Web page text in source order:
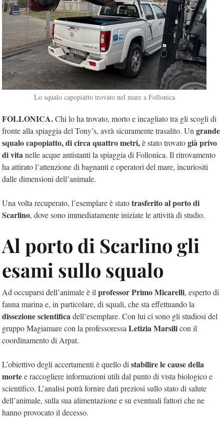
Lo squalo capopiatto trovato nel mare a Follonica
FOLLONICA.Chi lo ha trovato, morto e incagliato tra gli scogli di
fronte alla spiaggia del Tony’s, avrà sicuramente trasalito. Un grande
squalo capopiatto, di circa quattro metri,è stato trovatogià privo
di vitanelle acque antistanti la spiaggia di Follonica. Il ritrovamento
ha attirato l’attenzione di bagnanti e operatori del mare, incuriositi
dalle dimensioni dell’animale.
Una volta recuperato, l’esemplare è statotrasferito al porto di
Scarlino, dove sono immediatamente iniziate le attività di studio.
Al porto di Scarlino gli
esami sullo squalo
Ad occuparsi dell’animale è il professor Primo Micarelli, esperto di
fauna marina e, in particolare, di squali, che sta effettuando la
dissezione scientificadell’esemplare. Con lui ci sono gli studiosi del
gruppo Magiamare con la professoressa Letizia Marsilicon il
coordinamento di Arpat.
L’obiettivo degli accertamenti è quello di stabilire le cause della
mortee raccogliere informazioni utili dal punto di vista biologico e
scientifico. L’analisi potrà fornire dati preziosi sullo stato di salute
dell’animale, sulla sua alimentazione e su eventuali fattori che ne
hanno provocato il decesso.